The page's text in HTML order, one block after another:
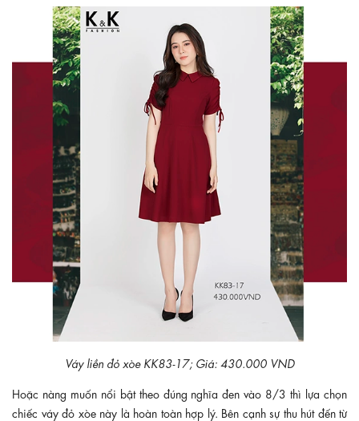
Váy liền đỏ xòe KK83-17; Giá: 430.000 VND
Hoặc nàng muốn nổi bật theo đúng nghĩa đen vào 8/3 thì lựa chọn
chiếc váy đỏ xòe này là hoàn toàn hợp lý. Bên cạnh sự thu hút đến từ